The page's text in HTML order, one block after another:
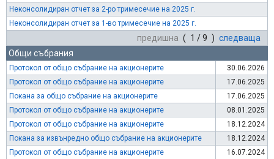
Неконсолидиран отчет за 2-ро тримесечие на 2025 г.
Неконсолидиран отчет за 1-во тримесечие на 2025 г.
предишна ( 1 / 9 ) следваща
Общи събрания
Протокол от общо събрание на акционерите
30.06.2026
Протокол от общо събрание на акционерите
17.06.2025
Покана за общо събрание на акционерите
17.06.2025
Протокол от общо събрание на акционерите
08.01.2025
Протокол от общо събрание на акционерите
18.12.2024
Покана за извънредно общо събрание на акционерите
18.12.2024
Протокол от общо събрание на акционерите
16.07.2024